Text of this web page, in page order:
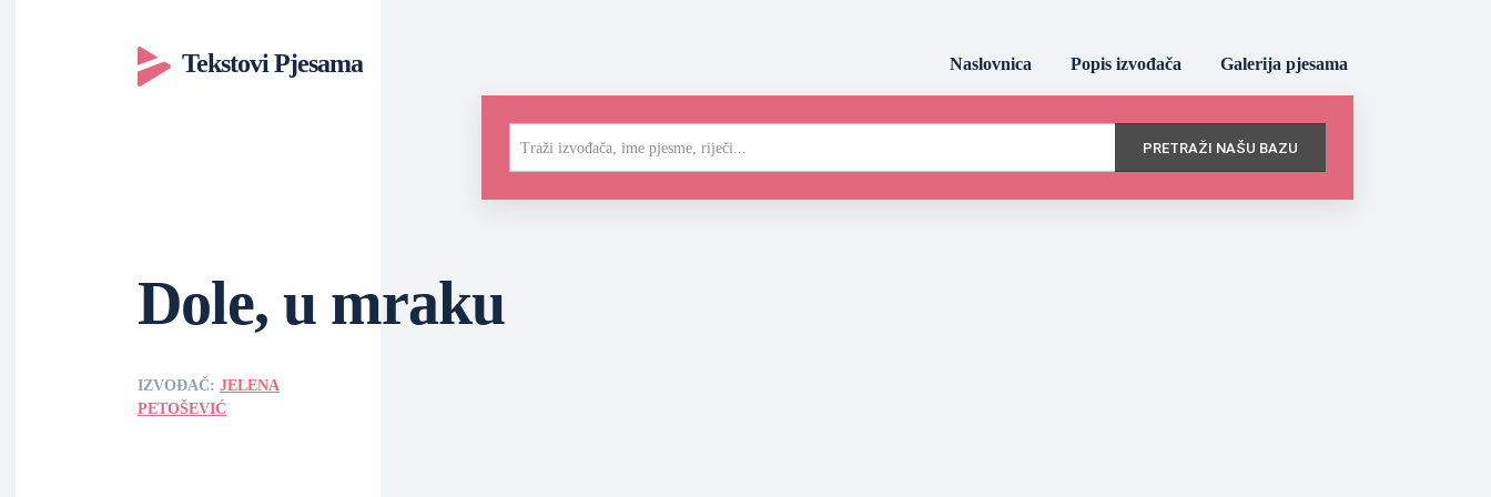
Tekstovi Pjesama Naslovnica Popis izvođača Galerija pjesama
Traži izvođača, ime pjesme, riječi... PRETRAŽI NAŠU BAZU
Dole, u mraku
IZVOĐAČ: JELENA
PETOŠEVIĆ